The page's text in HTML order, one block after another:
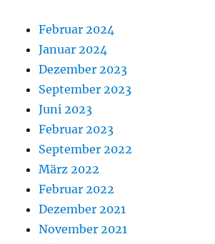
Februar 2024
Januar 2024
Dezember 2023
September 2023
Juni 2023
Februar 2023
September 2022
März 2022
Februar 2022
Dezember 2021
November 2021